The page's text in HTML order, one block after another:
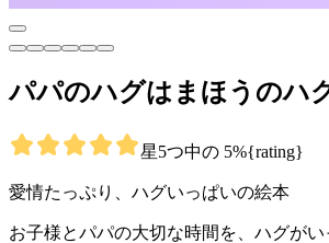
パパのハグはまほうのハ
星5つ中の 5%{rating}
愛情たっぷり、ハグいっぱいの絵本
お子様とパパの大切な時間を、ハグが